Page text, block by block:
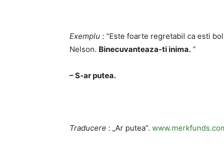
Exemplu : “Este foarte regretabil ca esti
Nelson. Binecuvanteaza-ti inima. “
– S-ar putea.
Traducere : „Ar putea”.